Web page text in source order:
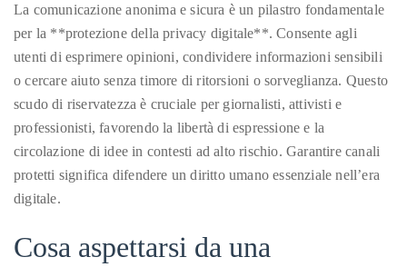
Us
Get
in
touch!
more
information
about
La comunicazione anonima e sicura è un pilastro fondamentale
per la **protezione della privacy digitale**. Consente agli
utenti di esprimere opinioni, condividere informazioni sensibili
o cercare aiuto senza timore di ritorsioni o sorveglianza. Questo
scudo di riservatezza è cruciale per giornalisti, attivisti e
professionisti, favorendo la libertà di espressione e la
circolazione di idee in contesti ad alto rischio. Garantire canali
protetti significa difendere un diritto umano essenziale nell’era
digitale.
Cosa aspettarsi da una